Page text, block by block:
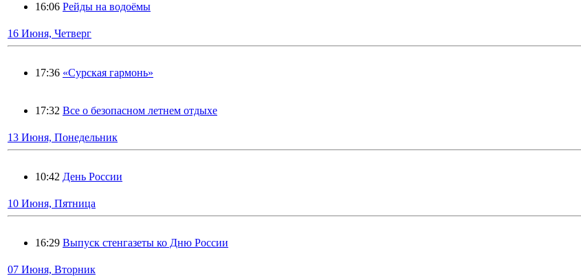
16:06 Рейды на водоёмы
16 Июня, Четверг
17:36 «Сурская гармонь»
17:32 Все о безопасном летнем отдыхе
13 Июня, Понедельник
10:42 День России
10 Июня, Пятница
16:29 Выпуск стенгазеты ко Дню России
07 Июня, Вторник